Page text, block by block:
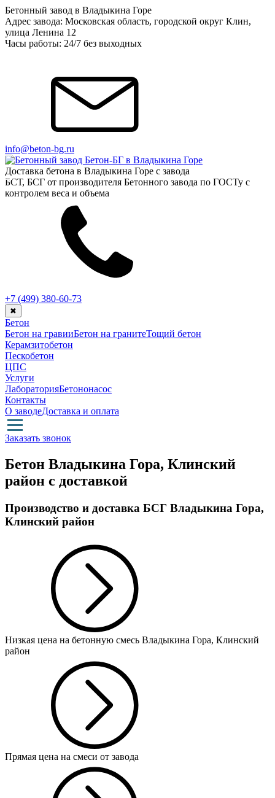
Бетонный завод в Владыкина Горе
Адрес завода: Московская область, городской округ Клин,
улица Ленина 12
Часы работы: 24/7 без выходных
info@beton-bg.ru
Доставка бетона в Владыкина Горе с завода
БСТ, БСГ от производителя Бетонного завода по ГОСТу с
контролем веса и объема
+7 (499) 380-60-73
✖
Бетон
Бетон на гравииБетон на гранитеТощий бетон
Керамзитобетон
Пескобетон
ЦПС
Услуги
ЛабораторияБетононасос
Контакты
О заводеДоставка и оплата
Заказать звонок
Бетон Владыкина Гора, Клинский
район с доставкой
Производство и доставка БСГ Владыкина Гора,
Клинский район
Низкая цена на бетонную смесь Владыкина Гора, Клинский
район
Прямая цена на смеси от завода